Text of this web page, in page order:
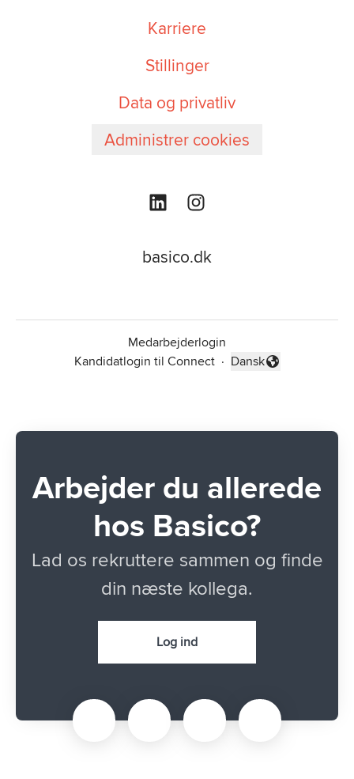
Karriere
Stillinger
Data og privatliv
Administrer cookies
basico.dk
Medarbejderlogin
Kandidatlogin til Connect · Skift sprog
Dansk
Arbejder du allerede
hos Basico?
Lad os rekruttere sammen og finde
din næste kollega.
Log ind